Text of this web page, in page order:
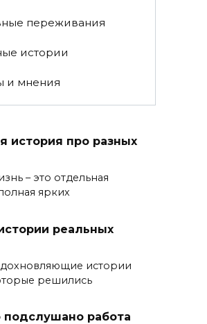
переживания
истории
и мнения
история про разных
– это отдельная
ярких
реальных
истории
решились
подслушано работа